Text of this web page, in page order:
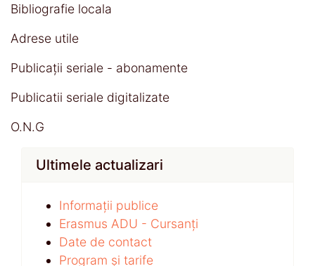
Bibliografie locala
Adrese utile
Publicații seriale - abonamente
Publicatii seriale digitalizate
O.N.G
Ultimele actualizari
Informații publice
Erasmus ADU - Cursanți
Date de contact
Program și tarife